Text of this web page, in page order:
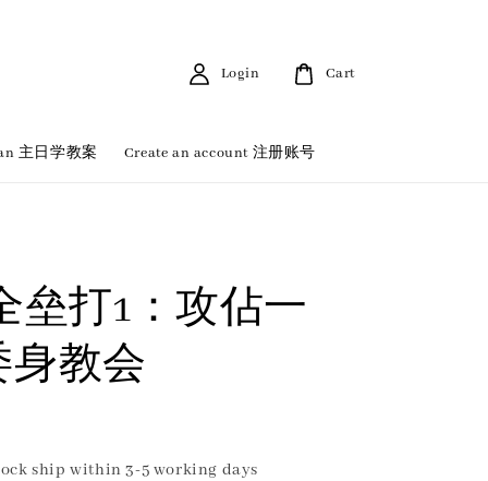
主日学教案 Create an account 注册账号
Login Cart
垒打1：攻佔一
身教会
ship within 3-5 working days